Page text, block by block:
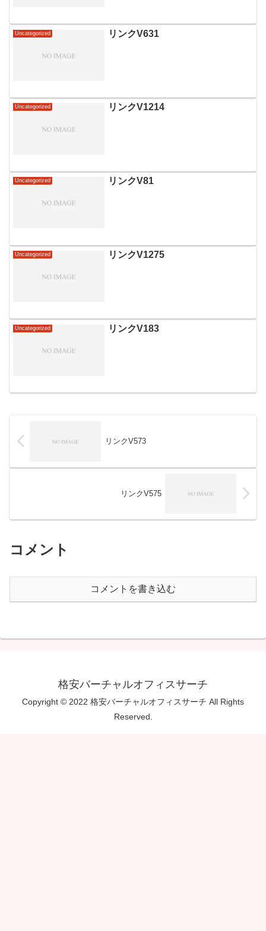
Uncategorized リンクV631
Uncategorized リンクV1214
Uncategorized リンクV81
Uncategorized リンクV1275
Uncategorized リンクV183
リンクV573
リンクV575
コメント
コメントを書き込む
格安バーチャルオフィスサーチ
Copyright © 2022 格安バーチャルオフィスサーチ All Rights
Reserved.